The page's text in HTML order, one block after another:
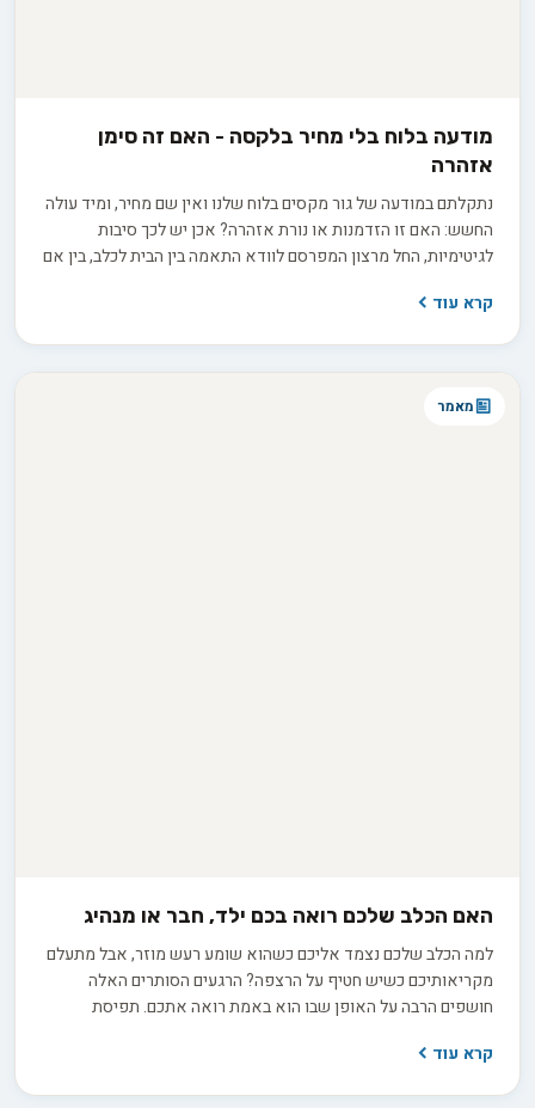
מודעה בלוח בלי מחיר בלקסה - האם זה סימן
אזהרה
נתקלתם במודעה של גור מקסים בלוח שלנו ואין שם מחיר, ומיד עולה
החשש: האם זו הזדמנות או נורת אזהרה? אכן יש לכך סיבות
לגיטימיות, החל מרצון המפרסם לוודא התאמה בין הבית לכלב, בין אם
בפועל השאלה היא לא רק כמה זה עולה, אלא כמה שקיפות
קרא עוד
מאמר
האם הכלב שלכם רואה בכם ילד, חבר או מנהיג
למה הכלב שלכם נצמד אליכם כשהוא שומע רעש מוזר, אבל מתעלם
מקריאותיכם כשיש חטיף על הרצפה? הרגעים הסותרים האלה
חושפים הרבה על האופן שבו הוא באמת רואה אתכם. תפיסת
אינה תואמת את ההבנה המדעית העדכנית. בפועל, אתם ממלאים
קרא עוד